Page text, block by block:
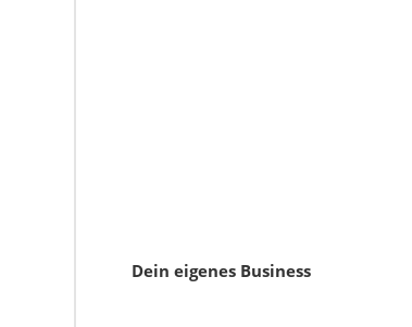
Dein eigenes Business